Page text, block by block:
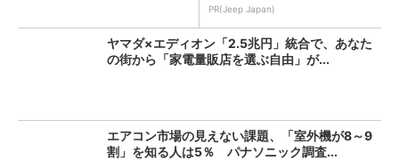
PR(Jeep Japan)
ヤマダ×エディオン「2.5兆円」統合で、あなた
の街から「家電量販店を選ぶ自由」が...
エアコン市場の見えない課題、「室外機が8～9
割」を知る人は5％ パナソニック調査...